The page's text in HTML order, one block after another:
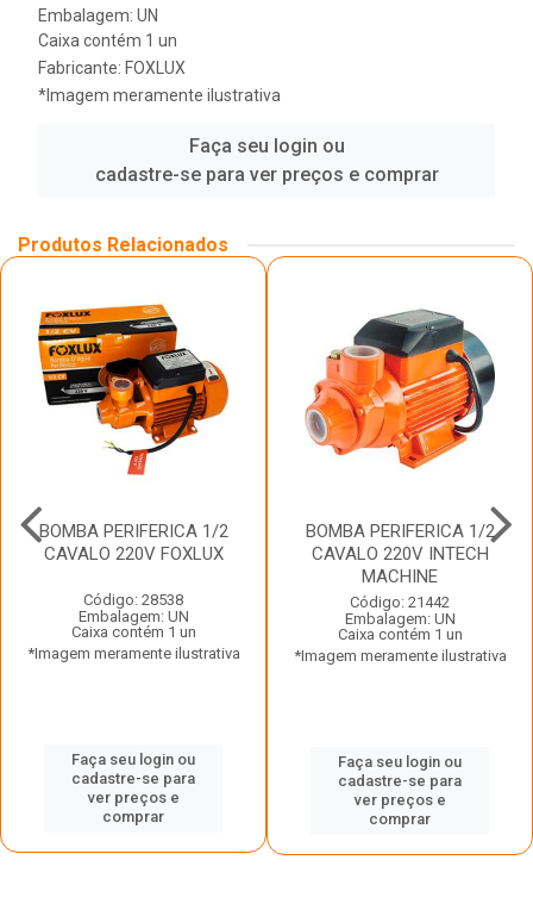
Embalagem: UN
Caixa contém 1 un
Fabricante: FOXLUX
*Imagem meramente ilustrativa
Faça seu login ou
cadastre-se para ver preços e comprar
Produtos Relacionados
BOMBA PERIFERICA 1/2
CAVALO 220V FOXLUX
Código: 28538
Embalagem: UN
Caixa contém 1 un
*Imagem meramente ilustrativa
Faça seu login ou
cadastre-se para
ver preços e
comprar
BOMBA PERIFERICA 1/2
CAVALO 220V INTECH
MACHINE
Código: 21442
Embalagem: UN
Caixa contém 1 un
*Imagem meramente ilustrativa
Faça seu login ou
cadastre-se para
ver preços e
comprar